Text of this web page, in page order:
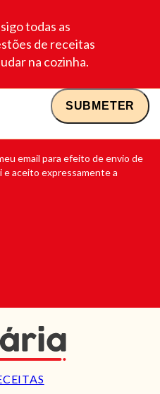
todas as
de receitas
na cozinha.
email para efeito de envio de
aceito expressamente a